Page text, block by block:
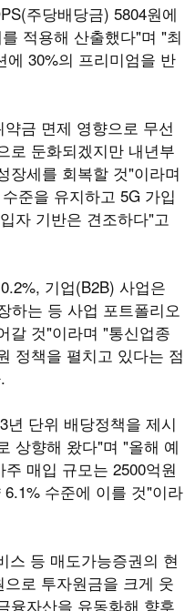
주당배당금) 5804원에
적용해 산출했다"며 "최
에 30%의 프리미엄을 반
금 면제 영향으로 무선
로 둔화되겠지만 내년부
장세를 회복할 것"이라며
준을 유지하고 5G 가입
자 기반은 견조하다"고
기업(B2B) 사업은
하는 등 사업 포트폴리오
갈 것"이라며 "통신업종
정책을 펼치고 있다는 점
년 단위 배당정책을 제시
상향해 왔다"며 "올해 예
매입 규모는 2500억원
수준에 이를 것"이라
스 등 매도가능증권의 현
로 투자원금을 크게 웃
융자산을 유동화해 향후